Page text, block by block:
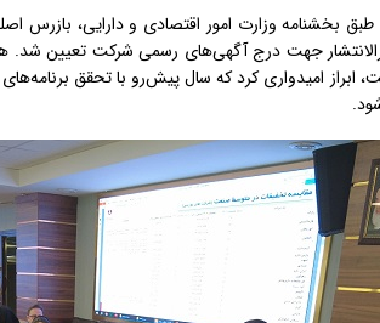
بخشنامه وزارت امور اقتصادی و دارایی، بازرس
جهت درج آگهی‌های رسمی شرکت تعیین
ابراز امیدواری کرد که سال پیش‌رو با تحقق